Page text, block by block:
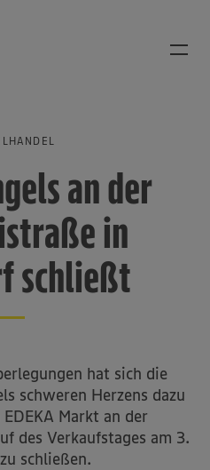
an der
in
schließt
hat sich die
schweren Herzens dazu
Markt an der
des Verkaufstages am 3.
schließen.